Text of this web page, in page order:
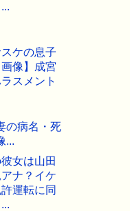
ケの息子
像】成宮
スメント
の病名・死
...
女は山田
ナ？イケ
運転に同